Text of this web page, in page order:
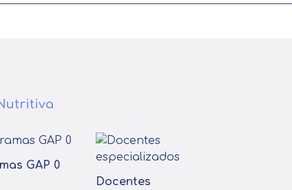
GAP 0
Docentes